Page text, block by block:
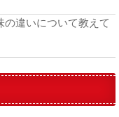
の違いについて教えて